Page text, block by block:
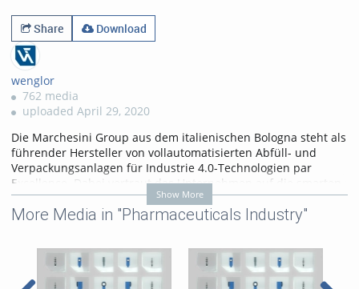
Share
Download
wenglor
762 media
uploaded April 29, 2020
Die Marchesini Group aus dem italienischen Bologna steht als
führender Hersteller von vollautomatisierten Abfüll- und
Verpackungsanlagen für Industrie 4.0-Technologien par
Excellence. Dabei vertraut das Unternehmen auf die smarten
Sensortechnologien von wenglor sensoric. Als Sinnesorgane
identifizieren optoelektronische wenglor-Sensoren Objekte
Kosmetikprodukten sicherzustellen. So wird schneller und
fehlerfrei produziert.
Show More
More Media in "Pharmaceuticals Industry"